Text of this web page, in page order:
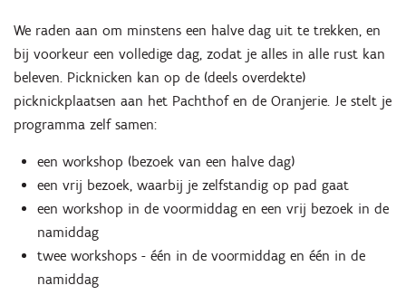
We raden aan om minstens een halve dag uit te trekken, en
bij voorkeur een volledige dag, zodat je alles in alle rust kan
beleven. Picknicken kan op de (deels overdekte)
picknickplaatsen aan het Pachthof en de Oranjerie. Je stelt je
programma zelf samen:
een workshop (bezoek van een halve dag)
een vrij bezoek, waarbij je zelfstandig op pad gaat
een workshop in de voormiddag en een vrij bezoek in de
namiddag
twee workshops - één in de voormiddag en één in de
namiddag